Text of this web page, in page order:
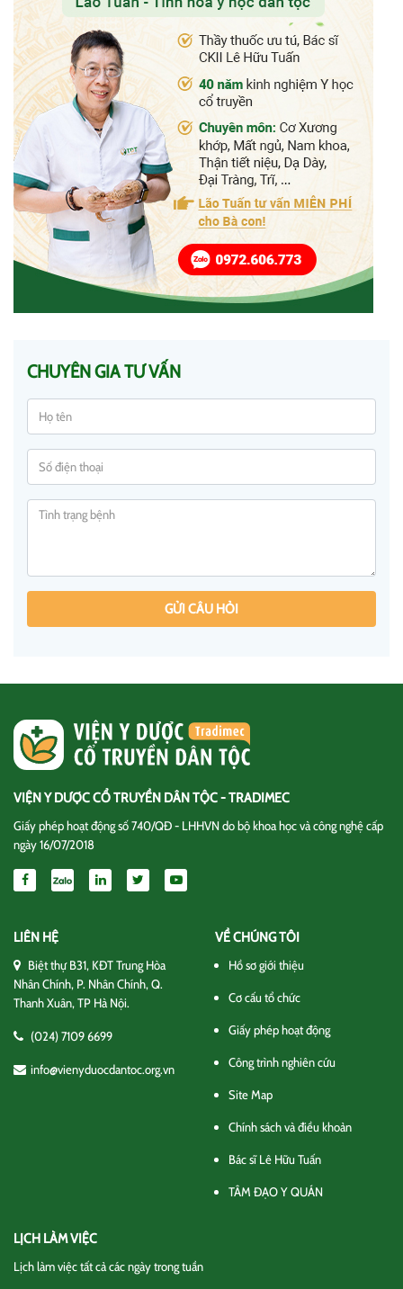
CHUYÊN GIA TƯ VẤN
GỬI CÂU HỎI
VIỆN Y DƯỢC CỔ TRUYỀN DÂN TỘC - TRADIMEC
Giấy phép hoạt động số 740/QĐ - LHHVN do bộ khoa học và công nghệ cấp
ngày 16/07/2018
LIÊN HỆ
Biệt thự B31, KĐT Trung Hòa
Nhân Chính, P. Nhân Chính, Q.
Thanh Xuân, TP Hà Nội.
(024) 7109 6699
info@vienyduocdantoc.org.vn
VỀ CHÚNG TÔI
Hồ sơ giới thiệu
Cơ cấu tổ chức
Giấy phép hoạt động
Công trình nghiên cứu
Site Map
Chính sách và điều khoản
Bác sĩ Lê Hữu Tuấn
TÂM ĐẠO Y QUÁN
LỊCH LÀM VIỆC
Lịch làm việc tất cả các ngày trong tuần